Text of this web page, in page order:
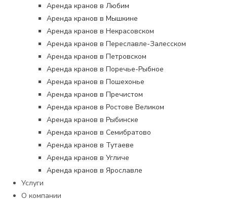
Аренда кранов в Любим
Аренда кранов в Мышкине
Аренда кранов в Некрасовском
Аренда кранов в Переславле-Залесском
Аренда кранов в Петровском
Аренда кранов в Поречье-Рыбное
Аренда кранов в Пошехонье
Аренда кранов в Пречистом
Аренда кранов в Ростове Великом
Аренда кранов в Рыбинске
Аренда кранов в Семибратово
Аренда кранов в Тутаеве
Аренда кранов в Угличе
Аренда кранов в Ярославле
Услуги
О компании